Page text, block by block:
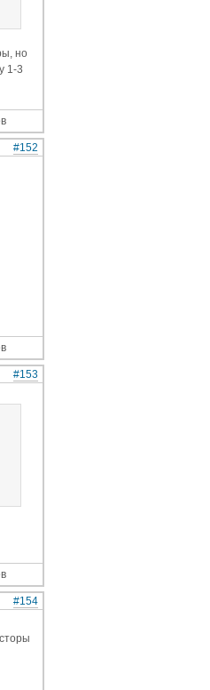
но
1-3
#152
#153
#154